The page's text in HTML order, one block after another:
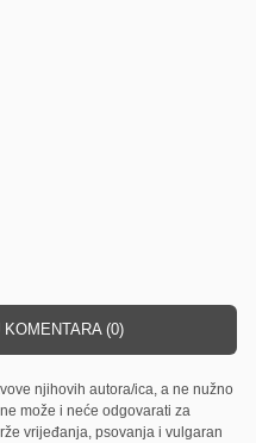
(0)
njihovih autora/ica, a ne nužno
može i neće odgovarati za
vrijeđanja, psovanja i vulgaran